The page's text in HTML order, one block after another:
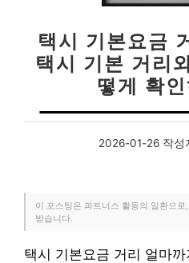
택시 기본요금
택시 기본 거리
떻게 확
2026-01-26 작성
이 포스팅은 파트너스 활동의 일환으
받습니다.
택시 기본요금 거리 얼마